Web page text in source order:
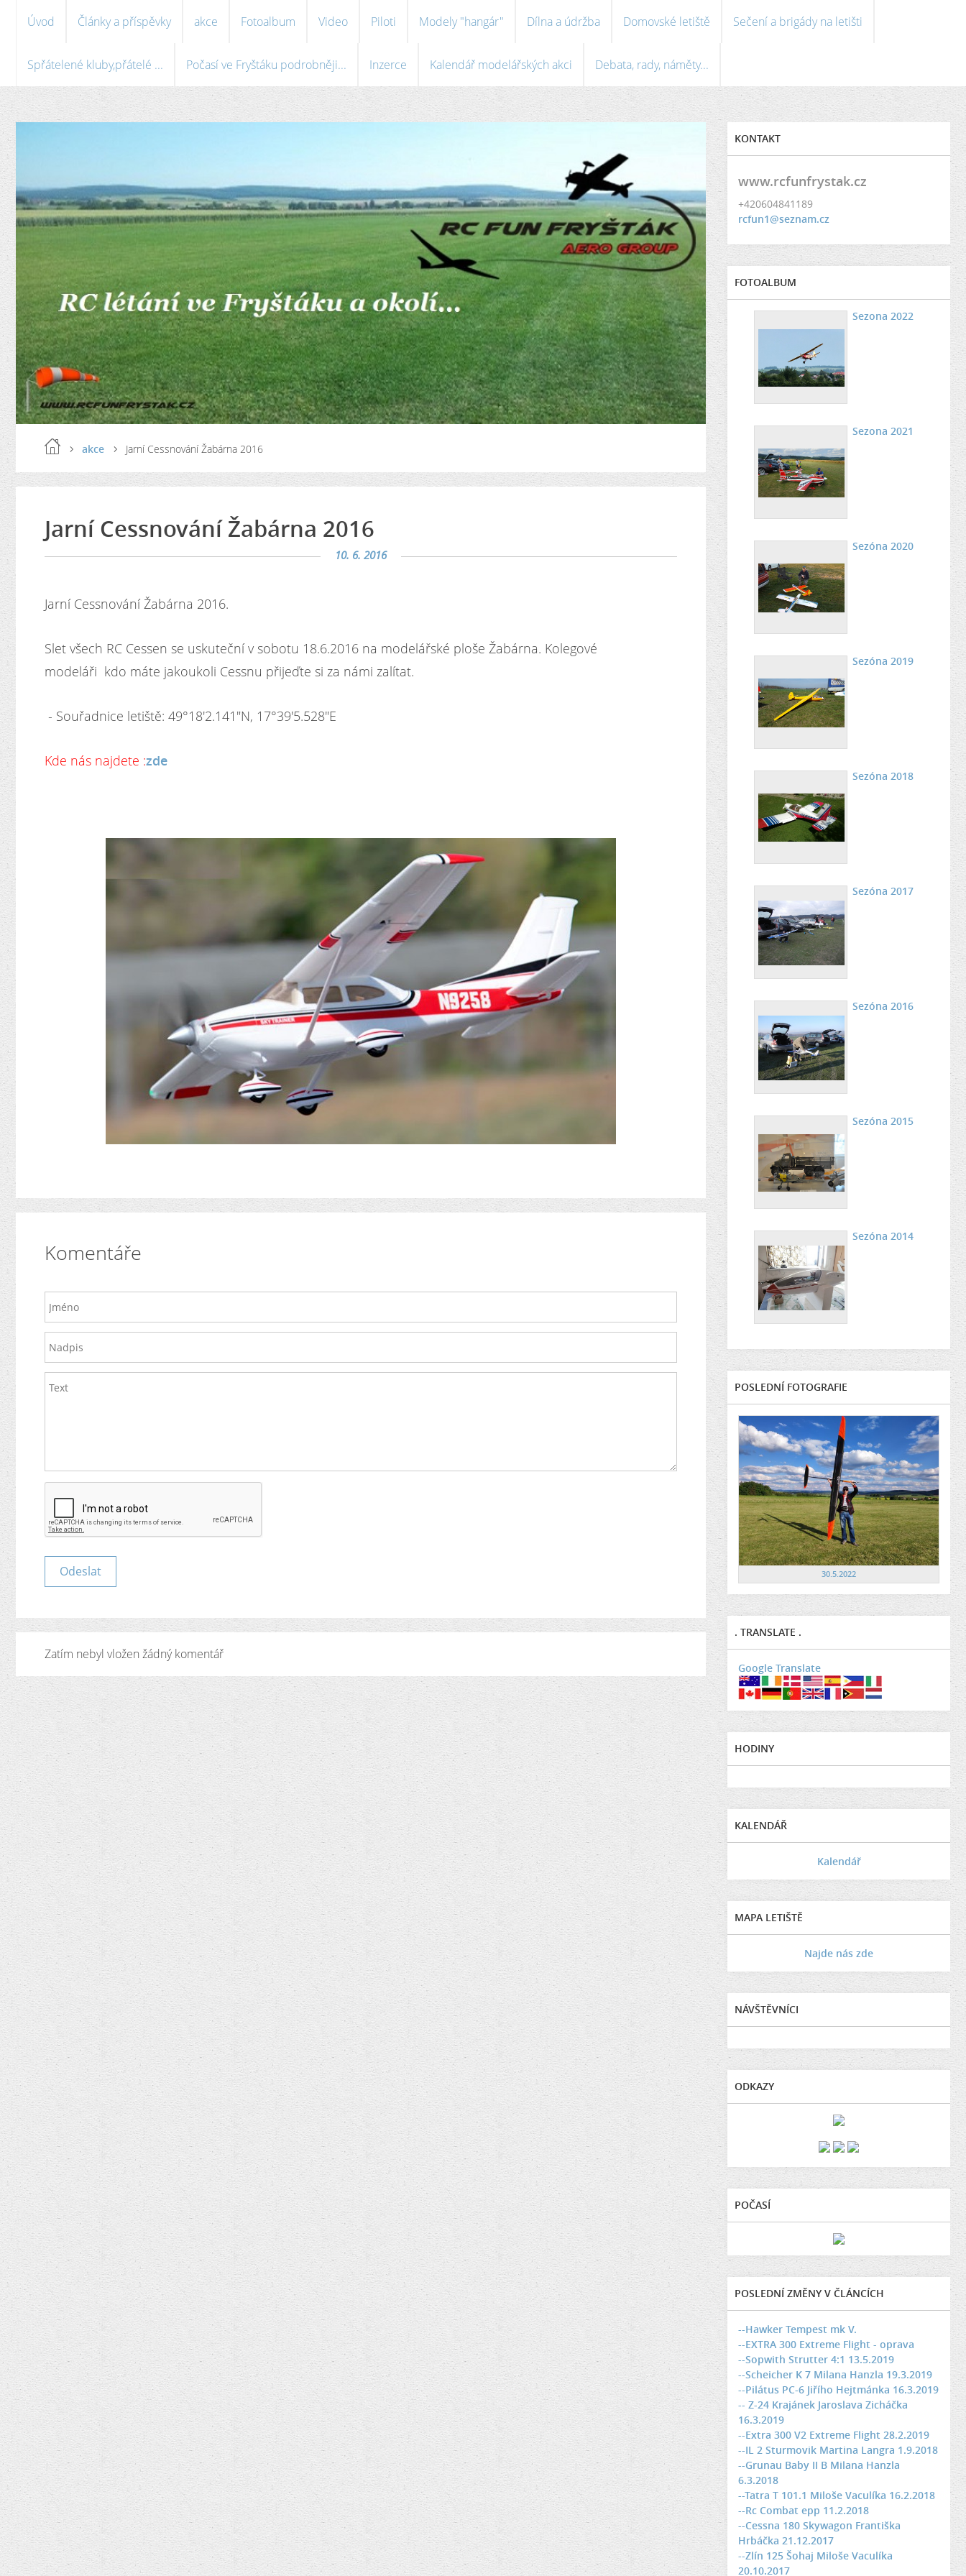
Úvod Články a příspěvky akce Fotoalbum Video Piloti Modely "hangár" Dílna a údržba Domovské letiště Sečení a brigády na letišti
Spřátelené kluby,přátelé ... Počasí ve Fryštáku podrobněji... Inzerce Kalendář modelářských akci Debata, rady, náměty...
akce Jarní Cessnování Žabárna 2016
Jarní Cessnování Žabárna 2016
10. 6. 2016
Jarní Cessnování Žabárna 2016.
Slet všech RC Cessen se uskuteční v sobotu 18.6.2016 na modelářské ploše Žabárna. Kolegové
modeláři kdo máte jakoukoli Cessnu přijeďte si za námi zalítat.
- Souřadnice letiště: 49°18'2.141"N, 17°39'5.528"E
Kde nás najdete :zde
Komentáře
Zatím nebyl vložen žádný komentář
KONTAKT
www.rcfunfrystak.cz
+420604841189
rcfun1@seznam.cz
FOTOALBUM
Sezona 2022
Sezona 2021
Sezóna 2020
Sezóna 2019
Sezóna 2018
Sezóna 2017
Sezóna 2016
Sezóna 2015
Sezóna 2014
POSLEDNÍ FOTOGRAFIE
30.5.2022
. TRANSLATE .
Google Translate
HODINY
KALENDÁŘ
Kalendář
MAPA LETIŠTĚ
Najde nás zde
NÁVŠTĚVNÍCI
ODKAZY
POČASÍ
POSLEDNÍ ZMĚNY V ČLÁNCÍCH
--Hawker Tempest mk V.
--EXTRA 300 Extreme Flight - oprava
--Sopwith Strutter 4:1 13.5.2019
--Scheicher K 7 Milana Hanzla 19.3.2019
--Pilátus PC-6 Jiřího Hejtmánka 16.3.2019
-- Z-24 Krajánek Jaroslava Zicháčka
16.3.2019
--Extra 300 V2 Extreme Flight 28.2.2019
--IL 2 Sturmovik Martina Langra 1.9.2018
--Grunau Baby II B Milana Hanzla
6.3.2018
--Tatra T 101.1 Miloše Vaculíka 16.2.2018
--Rc Combat epp 11.2.2018
--Cessna 180 Skywagon Františka
Hrbáčka 21.12.2017
--Zlín 125 Šohaj Miloše Vaculíka
20.10.2017